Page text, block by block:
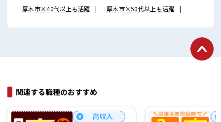
厚木市×40代以上も活躍
厚木市×50代以上も活躍
関連する職種のおすすめ
高収入